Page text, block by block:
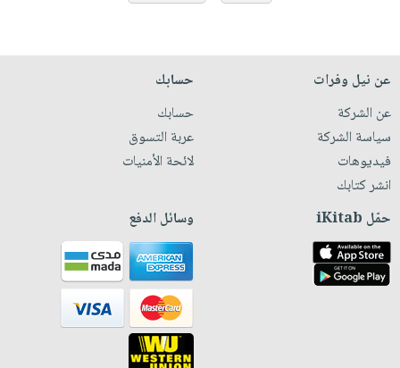
عن نيل وفرات
عن الشركة
سياسة الشركة
فيديوهات
انشر كتابك
حسابك
حسابك
عربة التسوق
لائحة الأمنيات
حمّل iKitab وسائل الدفع